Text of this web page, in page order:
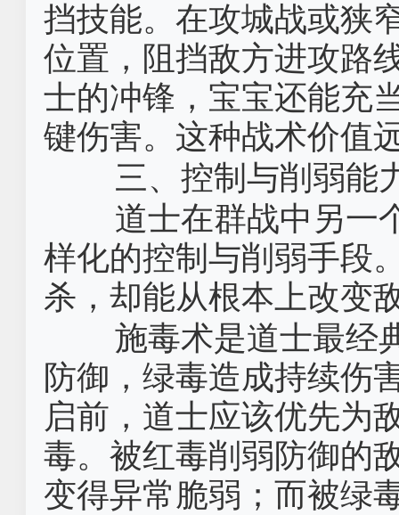
挡技能。在攻城战或狭
位置，阻挡敌方进攻路
士的冲锋，宝宝还能充
键伤害。这种战术价值
三、控制与削弱能
道士在群战中另一
样化的控制与削弱手段
杀，却能从根本上改变
施毒术是道士最经
防御，绿毒造成持续伤
启前，道士应该优先为
毒。被红毒削弱防御的
变得异常脆弱；而被绿